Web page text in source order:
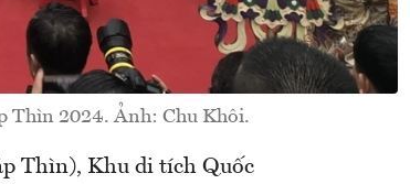
Thìn 2024. Ảnh: Chu Khôi.
Thìn), Khu di tích Quốc